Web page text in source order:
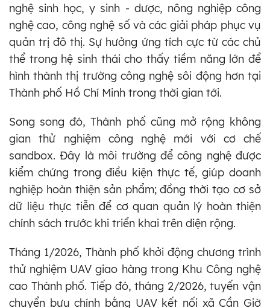
nghệ sinh học, y sinh - dược, nông nghiệp công
nghệ cao, công nghệ số và các giải pháp phục vụ
quản trị đô thị. Sự hưởng ứng tích cực từ các chủ
thể trong hệ sinh thái cho thấy tiềm năng lớn để
hình thành thị trường công nghệ sôi động hơn tại
Thành phố Hồ Chí Minh trong thời gian tới.
Song song đó, Thành phố cũng mở rộng không
gian thử nghiệm công nghệ mới với cơ chế
sandbox. Đây là môi trường để công nghệ được
kiểm chứng trong điều kiện thực tế, giúp doanh
nghiệp hoàn thiện sản phẩm; đồng thời tạo cơ sở
dữ liệu thực tiễn để cơ quan quản lý hoàn thiện
chính sách trước khi triển khai trên diện rộng.
Tháng 1/2026, Thành phố khởi động chương trình
thử nghiệm UAV giao hàng trong Khu Công nghệ
cao Thành phố. Tiếp đó, tháng 2/2026, tuyến vận
chuyển bưu chính bằng UAV kết nối xã Cần Giờ